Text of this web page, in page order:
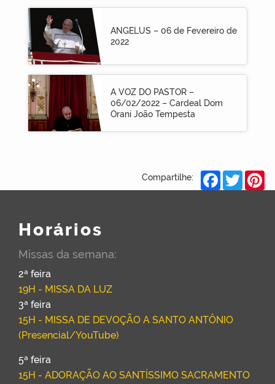
ANGELUS – 06 de Fevereiro de
2022
A VOZ DO PASTOR –
06/02/2022 – Cardeal Dom
Orani João Tempesta
Compartilhe: Facebook
Twitter
Horários
Missas da semana:
2ª feira
19H - MISSA DA LUZ
3ª feira
15H - MISSA DE DEVOÇÃO A SANTO ANTÔNIO
(Presencial/YouTube)
5ª feira
15H - ADORAÇÃO AO SANTÍSSIMO SACRAMENTO